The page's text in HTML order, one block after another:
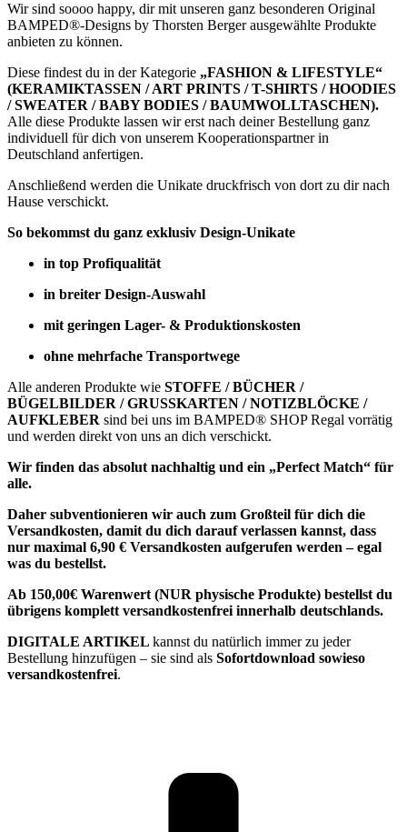
Wir sind soooo happy, dir mit unseren ganz besonderen Original
BAMPED®-Designs by Thorsten Berger ausgewählte Produkte
anbieten zu können.
Diese findest du in der Kategorie „FASHION & LIFESTYLE“
(KERAMIKTASSEN / ART PRINTS / T-SHIRTS / HOODIES
/ SWEATER / BABY BODIES / BAUMWOLLTASCHEN).
Alle diese Produkte lassen wir erst nach deiner Bestellung ganz
individuell für dich von unserem Kooperationspartner in
Deutschland anfertigen.
Anschließend werden die Unikate druckfrisch von dort zu dir nach
Hause verschickt.
So bekommst du ganz exklusiv Design-Unikate
in top Profiqualität
in breiter Design-Auswahl
mit geringen Lager- & Produktionskosten
ohne mehrfache Transportwege
Alle anderen Produkte wie STOFFE / BÜCHER /
BÜGELBILDER / GRUSSKARTEN / NOTIZBLÖCKE /
AUFKLEBER sind bei uns im BAMPED® SHOP Regal vorrätig
und werden direkt von uns an dich verschickt.
Wir finden das absolut nachhaltig und ein „Perfect Match“ für
alle.
Daher subventionieren wir auch zum Großteil für dich die
Versandkosten, damit du dich darauf verlassen kannst, dass
nur maximal 6,90 € Versandkosten aufgerufen werden – egal
was du bestellst.
Ab 150,00€ Warenwert (NUR physische Produkte) bestellst du
übrigens komplett versandkostenfrei innerhalb deutschlands.
DIGITALE ARTIKEL kannst du natürlich immer zu jeder
Bestellung hinzufügen – sie sind als Sofortdownload sowieso
versandkostenfrei.